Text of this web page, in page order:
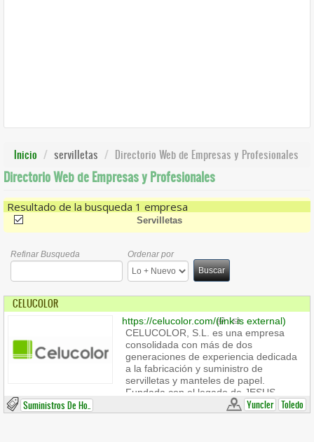
Inicio servilletas Directorio Web de Empresas y Profesionales
Directorio Web de Empresas y Profesionales
Resultado de la busqueda 1 empresa
(-) Servilletas
Refinar Busqueda
Ordenar por
Buscar
CELUCOLOR
https://celucolor.com/(link is external)
CELUCOLOR, S.L. es una empresa
consolidada con más de dos
generaciones de experiencia dedicada
a la fabricación y suministro de
servilletas y manteles de papel.
Fundada con el legado de JESUS
BURGOS, S.L., nos enorgullece
continuar con el mismo compromiso,
Yuncler Toledo
Suministros De Ho..